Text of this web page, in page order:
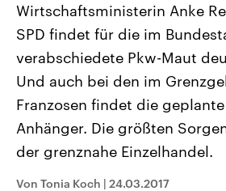
Landtagswahl Sachsen-Anhalt
2026
Alle Informationen
Sachsen-Anhalt wählt am 6.
September 2026 einen neuen
Landtag. Seit 2021 wird das
Bundesland von einer Koalition aus
Umfragen, Prognosen,
Wahlprogramme, aktuelle Berichte
und Hintergründe zu den Parteien
Wahl.
Sendungen Programm
Wirtschaftsministerin Anke
SPD findet für die im
verabschiedete Pkw-Maut
Und auch bei den im
Franzosen findet die
Anhänger. Die größten
der grenznahe Einzelhandel.
Von Tonia Koch | 24.03.2017